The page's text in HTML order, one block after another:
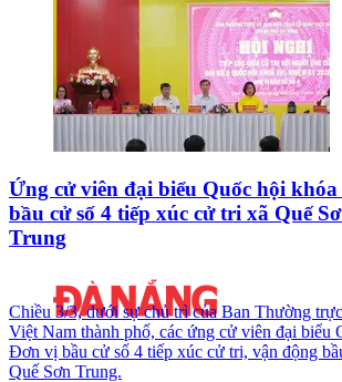
Ứng cử viên đại biểu Quốc hội
bầu cử số 4 tiếp xúc cử tri xã Quế
Trung
Chiều 3/3, dưới sự chủ trì của Ban Thường
Việt Nam thành phố, các ứng cử viên đại biểu
Đơn vị bầu cử số 4 tiếp xúc cử tri, vận động
Quế Sơn Trung.